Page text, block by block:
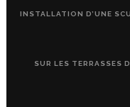
INSTALLATION D’UNE
SUR LES TERRASSES